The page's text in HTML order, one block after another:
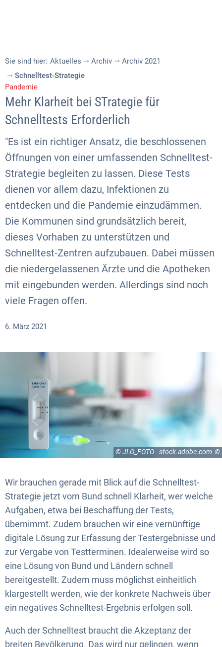
Sie sind hier: Aktuelles Archiv
Archiv 2021
Schnelltest-Strategie
Pandemie
Mehr Klarheit bei STrategie für
Schnelltests Erforderlich
"Es ist ein richtiger Ansatz, die beschlossenen
Öffnungen von einer umfassenden Schnelltest-
Strategie begleiten zu lassen. Diese Tests
dienen vor allem dazu, Infektionen zu
entdecken und die Pandemie einzudämmen.
Die Kommunen sind grundsätzlich bereit,
dieses Vorhaben zu unterstützen und
Schnelltest-Zentren aufzubauen. Dabei müssen
die niedergelassenen Ärzte und die Apotheken
mit eingebunden werden. Allerdings sind noch
viele Fragen offen.
6. März 2021
© JLO_FOTO - stock.adobe.com
Wir brauchen gerade mit Blick auf die Schnelltest-
Strategie jetzt vom Bund schnell Klarheit, wer welche
Aufgaben, etwa bei Beschaffung der Tests,
übernimmt. Zudem brauchen wir eine vernünftige
digitale Lösung zur Erfassung der Testergebnisse und
zur Vergabe von Testterminen. Idealerweise wird so
eine Lösung von Bund und Ländern schnell
bereitgestellt. Zudem muss möglichst einheitlich
klargestellt werden, wie der konkrete Nachweis über
ein negatives Schnelltest-Ergebnis erfolgen soll.
Auch der Schnelltest braucht die Akzeptanz der
breiten Bevölkerung. Das wird nur gelingen, wenn